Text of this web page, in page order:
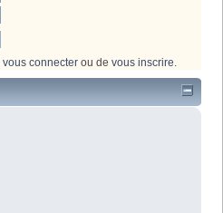
vous connecter ou de vous inscrire.